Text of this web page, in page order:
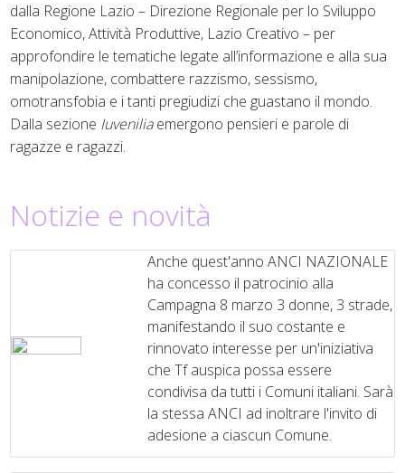
dalla Regione Lazio – Direzione Regionale per lo Sviluppo
Economico, Attività Produttive, Lazio Creativo – per
approfondire le tematiche legate all’informazione e alla sua
manipolazione, combattere razzismo, sessismo,
omotransfobia e i tanti pregiudizi che guastano il mondo.
Dalla sezione Iuveniliaemergono pensieri e parole di
ragazze e ragazzi.
Notizie e novità
Anche quest'anno ANCI NAZIONALE
ha concesso il patrocinio alla
Campagna 8 marzo 3 donne, 3 strade,
manifestando il suo costante e
rinnovato interesse per un'iniziativa
che Tf auspica possa essere
condivisa da tutti i Comuni italiani. Sarà
la stessa ANCI ad inoltrare l'invito di
adesione a ciascun Comune.